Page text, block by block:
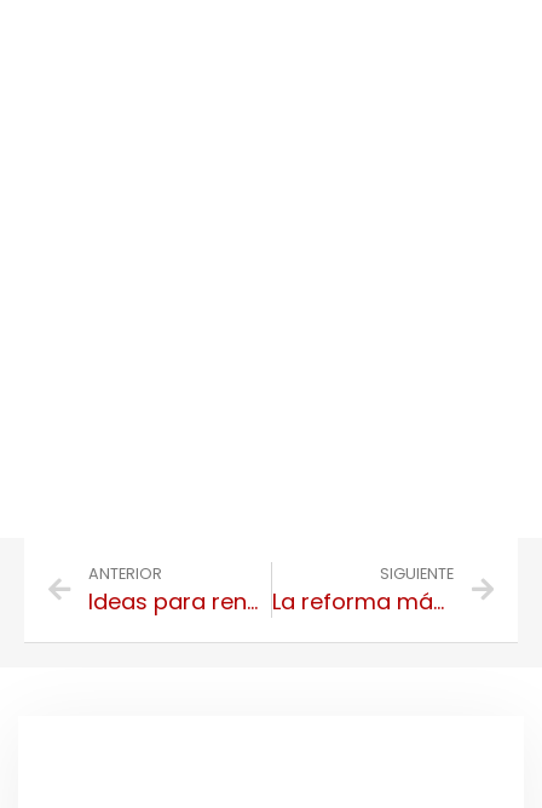
ANTERIOR
Ideas para renovar tu cocina
SIGUIENTE
La reforma más demandada: cambiar la bañera por un plato de ducha